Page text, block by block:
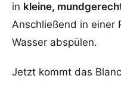
in kleine,
Anschließend in einer
Wasser abspülen.
Jetzt kommt das